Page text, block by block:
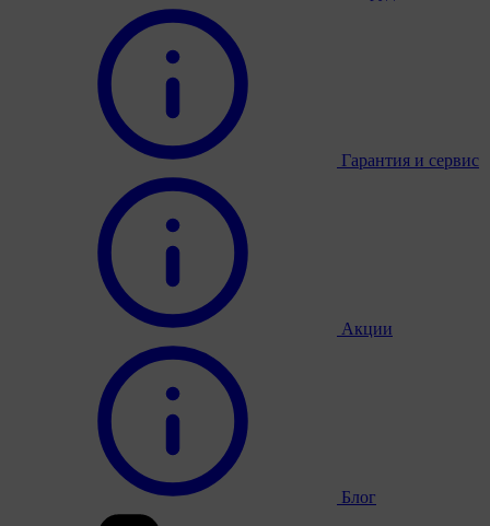
Гарантия и сервис
Акции
Блог